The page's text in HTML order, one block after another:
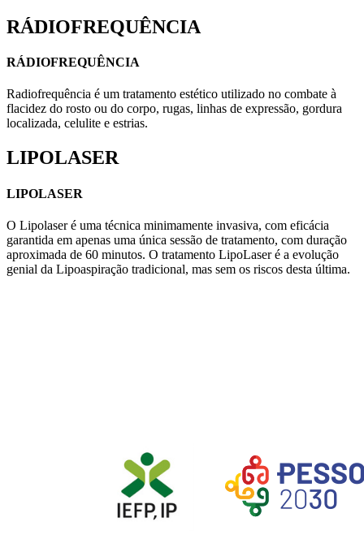
RÁDIOFREQUÊNCIA
RÁDIOFREQUÊNCIA
Radiofrequência é um tratamento estético utilizado no combate à
flacidez do rosto ou do corpo, rugas, linhas de expressão, gordura
localizada, celulite e estrias.
LIPOLASER
LIPOLASER
O Lipolaser é uma técnica minimamente invasiva, com eficácia
garantida em apenas uma única sessão de tratamento, com duração
aproximada de 60 minutos. O tratamento LipoLaser é a evolução
genial da Lipoaspiração tradicional, mas sem os riscos desta última.